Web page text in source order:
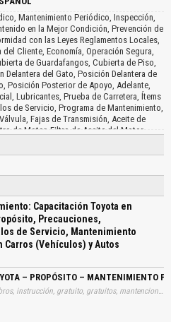
Mantenimiento Periódico, Inspección,
en la Mejor Condición, Prevención de
con las Leyes Reglamentos Locales,
Cliente, Economía, Operación Segura,
de Guardafangos, Cubierta de Piso,
del Gato, Posición Delantera de
Posición Posterior de Apoyo, Adelante,
Lubricantes, Prueba de Carretera, Ítems
de Servicio, Programa de Mantenimiento,
Fajas de Transmisión, Aceite de
de Motor, Filtro de Aceite del Motor,
Vacío, Intervalos de Servicio, Ítems de
y Severa, Operaciones de Mantenimiento,
y Configuración de la Transmisión,
Inspección de Recibo, Inspección en el
Prueba de Manejo, Ítems a Preparar,
del Motor, Medidor de Espesores,
para Batería, Sistema de Control
Destornillador para Regulación
Destornillador para Regulación en
Torquímetro, Calibrador, Medidor
Medidor de Tensión de Llanta, Regla,
de Llanta, Cepillo de Alambres…
Capacitación Toyota en
Precauciones,
de Servicio, Mantenimiento
Carros (Vehículos) y Autos
– PROPÓSITO – MANTENIMIENTO